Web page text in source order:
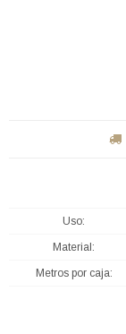
Uso
Material
Metros por caja